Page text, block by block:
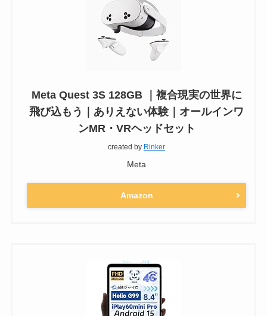
Meta Quest 3S 128GB ｜複合現実の世界に
飛び込もう｜ありえない体験｜オールインワ
ンMR・VRヘッドセット
created by Rinker
Meta
Amazon